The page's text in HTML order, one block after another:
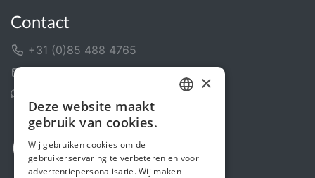
Contact
+31 (0)85 488 4765
ENGLISH
×
Deze website maakt
gebruik van cookies.
Wij gebruiken cookies om de
gebruikerservaring te verbeteren en voor
advertentiepersonalisatie. Wij maken